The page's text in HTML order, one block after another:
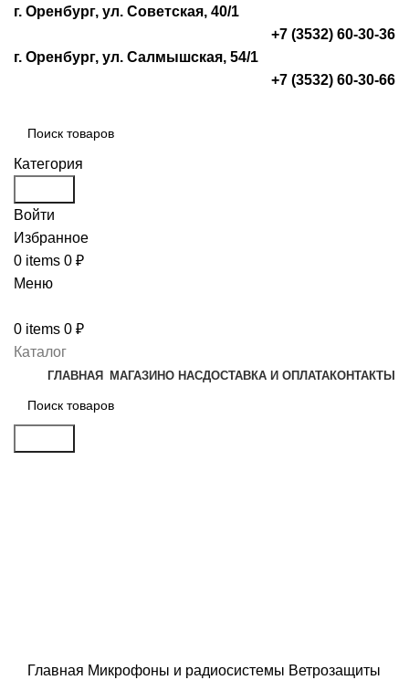
г. Оренбург, ул. Советская, 40/1
+7 (3532) 60-30-36
г. Оренбург, ул. Салмышская, 54/1
+7 (3532) 60-30-66
Категория
Войти
Избранное
0 items 0 ₽
Меню
0 items 0 ₽
Каталог
ГЛАВНАЯ МАГАЗИНО НАСДОСТАВКА И ОПЛАТАКОНТАКТЫ
Главная Микрофоны и радиосистемы Ветрозащиты